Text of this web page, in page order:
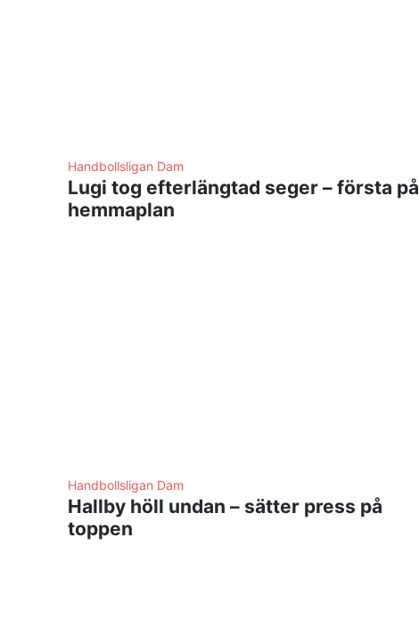
Handbollsligan Dam
Lugi tog efterlängtad seger – första på
hemmaplan
Handbollsligan Dam
Hallby höll undan – sätter press på
toppen